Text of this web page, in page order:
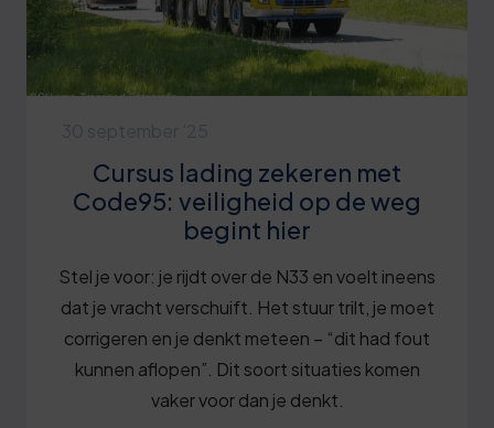
Cursus lading zekeren met
Code95: veiligheid op de weg
begint hier
Stel je voor: je rijdt over de N33 en voelt ineens
dat je vracht verschuift. Het stuur trilt, je moet
corrigeren en je denkt meteen – “dit had fout
kunnen aflopen”. Dit soort situaties komen
vaker voor dan je denkt.